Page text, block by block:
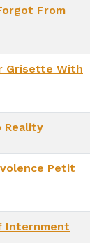
From
Grisette With
Reality
Petit
Internment